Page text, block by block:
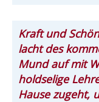
Kraft und
lacht des
Mund auf mit
holdselige
Hause zugeht,